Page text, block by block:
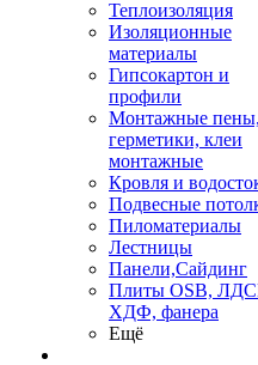
Теплоизоляция
Изоляционные
материалы
Гипсокартон и
профили
Монтажные пены,
герметики, клеи
монтажные
Кровля и
Подвесные
Пиломатериалы
Лестницы
Панели,Сайдинг
Плиты OSB,
ХДФ, фанера
Ещё